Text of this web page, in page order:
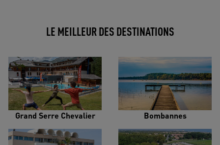
LE MEILLEUR DES DESTINATIONS
Grand Serre Chevalier Bombannes